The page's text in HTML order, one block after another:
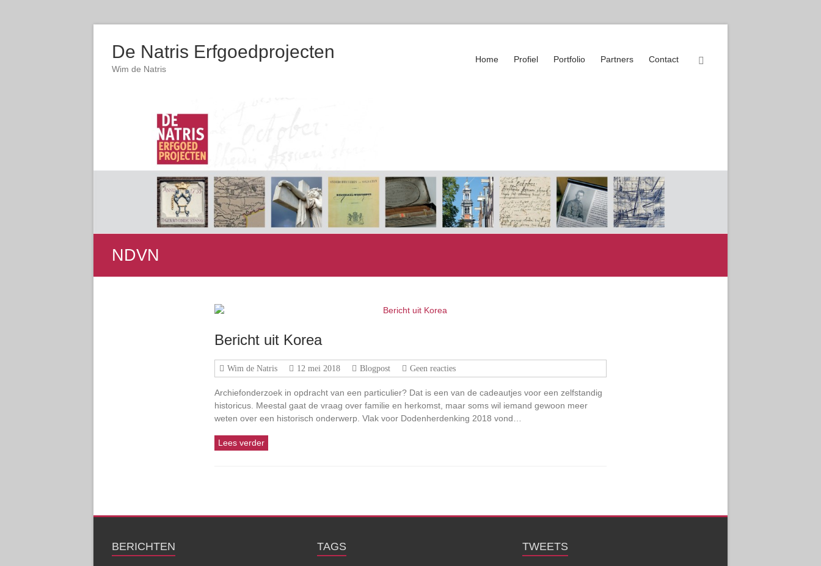
De Natris Erfgoedprojecten
Wim de Natris
Home Profiel Portfolio Partners Contact
NDVN
Bericht uit Korea
Wim de Natris 12 mei 2018 Blogpost Geen reacties
Archiefonderzoek in opdracht van een particulier? Dat is een van de cadeautjes voor een zelfstandig
historicus. Meestal gaat de vraag over familie en herkomst, maar soms wil iemand gewoon meer
weten over een historisch onderwerp. Vlak voor Dodenherdenking 2018 vond…
Lees verder
BERICHTEN TAGS TWEETS